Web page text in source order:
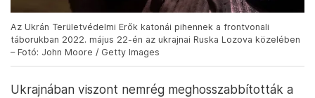
Az Ukrán Területvédelmi Erők katonái pihennek a frontvonali
táborukban 2022. május 22-én az ukrajnai Ruska Lozova közelében
– Fotó: John Moore / Getty Images
Ukrajnában viszont nemrég meghosszabbították a